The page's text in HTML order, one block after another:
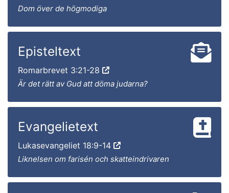
Dom över de högmodiga
Episteltext
Romarbrevet 3:21-28
Är det rätt av Gud att döma judarna?
Evangelietext
Lukasevangeliet 18:9-14
Liknelsen om farisén och skatteindrivaren